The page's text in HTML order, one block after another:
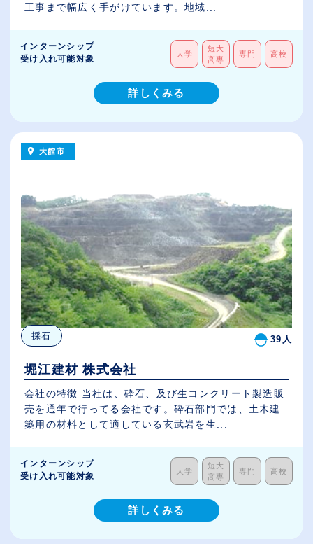
工事まで幅広く手がけています。地域...
インターンシップ
受け入れ可能対象
大学
短大
高専
専門 高校
詳しくみる
大館市
採石 39人
堀江建材 株式会社
会社の特徴 当社は、砕石、及び生コンクリート製造販
売を通年で行ってる会社です。砕石部門では、土木建
築用の材料として適している玄武岩を生...
インターンシップ
受け入れ可能対象
大学
短大
高専
専門 高校
詳しくみる